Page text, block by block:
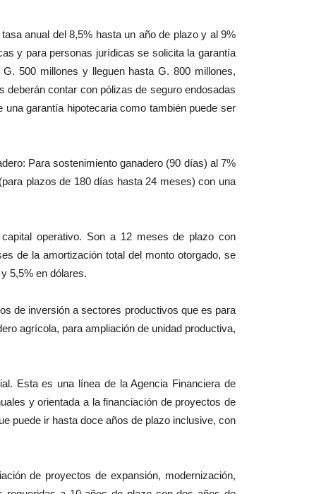
anual del 8,5% hasta un año de plazo y al 9%
y para personas jurídicas se solicita la garantía
500 millones y lleguen hasta G. 800 millones,
deberán contar con pólizas de seguro endosadas
garantía hipotecaria como también puede ser
Para sostenimiento ganadero (90 días) al 7%
plazos de 180 días hasta 24 meses) con una
operativo. Son a 12 meses de plazo con
de la amortización total del monto otorgado, se
5,5% en dólares.
de inversión a sectores productivos que es para
agrícola, para ampliación de unidad productiva,
Esta es una línea de la Agencia Financiera de
y orientada a la financiación de proyectos de
puede ir hasta doce años de plazo inclusive, con
de proyectos de expansión, modernización,